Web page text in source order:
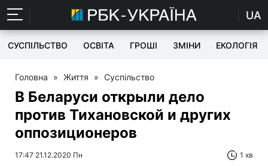
UA
СУСПІЛЬСТВО ОСВІТА ГРОШІ ЗМІНИ ЕКОЛОГІЯ
Головна » Життя » Суспільство
В Беларуси открыли дело
против Тихановской и других
оппозиционеров
17:47 21.12.2020 Пн 1 хв